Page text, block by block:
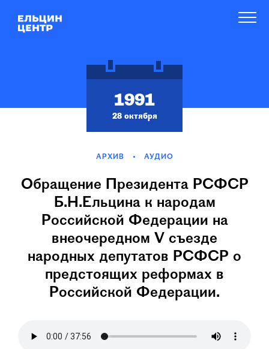
1991
28 октября
АРХИВ АУДИО
Обращение Президента РСФСР
Б.Н.Ельцина к народам
Российской Федерации на
внеочередном V съезде
народных депутатов РСФСР о
предстоящих реформах в
Российской Федерации.